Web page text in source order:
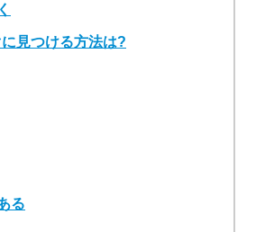
見つける方法は?
る